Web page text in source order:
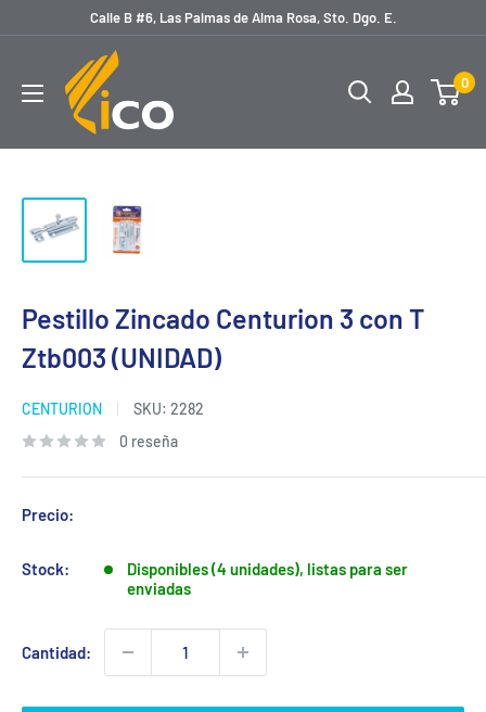
contenido
Calle B #6, Las Palmas de Alma Rosa, Sto. Dgo. E.
licoferreteria
0
Pestillo Zincado Centurion 3 con T
Ztb003 (UNIDAD)
CENTURION SKU: 2282
0 reseña
Precio:
Stock:
Disponibles (4 unidades), listas para ser
enviadas
Cantidad: